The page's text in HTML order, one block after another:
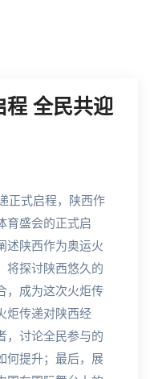
全民共迎
正式启程，陕西作
育盛会的正式启
述陕西作为奥运火
将探讨陕西悠久的
，成为这次火炬传
炬传递对陕西经
，讨论全民参与的
何提升；最后，展